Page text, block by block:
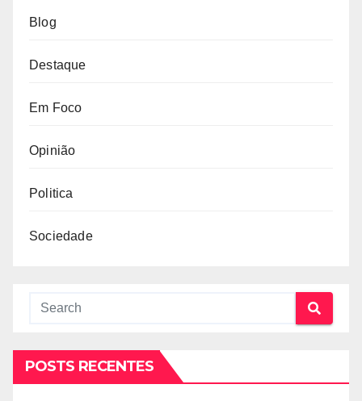
Blog
Destaque
Em Foco
Opinião
Politica
Sociedade
POSTS RECENTES